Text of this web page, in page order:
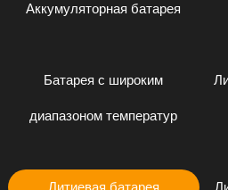
Аккумуляторная батарея
Батарея с широким
диапазоном температур